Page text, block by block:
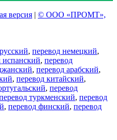
версия | © ООО «ПРОМТ»,
, перевод немецкий,
испанский, перевод
, перевод арабский,
, перевод китайский,
, перевод
туркменский, перевод
, перевод финский, перевод